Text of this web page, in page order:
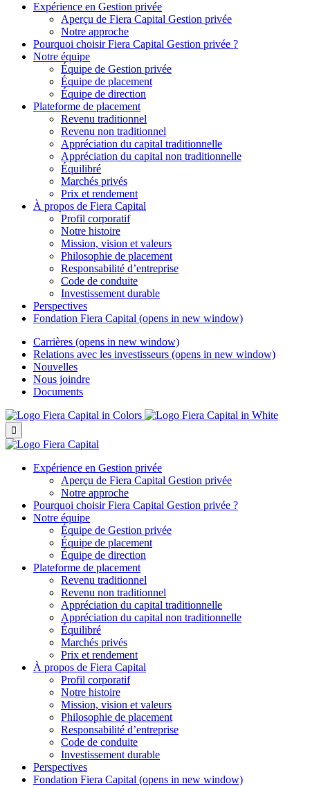
Expérience en Gestion privée
Aperçu de Fiera Capital Gestion privée
Notre approche
Pourquoi choisirFiera Capital Gestion privée ?
Notre équipe
Équipe de Gestion privée
Équipe de placement
Équipe de direction
Plateforme de placement
Revenu traditionnel
Revenu non traditionnel
Appréciation du capital traditionnelle
Appréciation du capital non traditionnelle
Équilibré
Marchés privés
Prix et rendement
À propos de Fiera Capital
Profil corporatif
Notre histoire
Mission, vision et valeurs
Philosophie de placement
Responsabilité d’entreprise
Code de conduite
Investissement durable
Perspectives
Fondation Fiera Capital (opens in new window)
Carrières (opens in new window)
Relations avec les investisseurs (opens in new window)
Nouvelles
Nous joindre
Documents

Expérience en Gestion privée
Aperçu de Fiera Capital Gestion privée
Notre approche
Pourquoi choisirFiera Capital Gestion privée ?
Notre équipe
Équipe de Gestion privée
Équipe de placement
Équipe de direction
Plateforme de placement
Revenu traditionnel
Revenu non traditionnel
Appréciation du capital traditionnelle
Appréciation du capital non traditionnelle
Équilibré
Marchés privés
Prix et rendement
À propos de Fiera Capital
Profil corporatif
Notre histoire
Mission, vision et valeurs
Philosophie de placement
Responsabilité d’entreprise
Code de conduite
Investissement durable
Perspectives
Fondation Fiera Capital (opens in new window)